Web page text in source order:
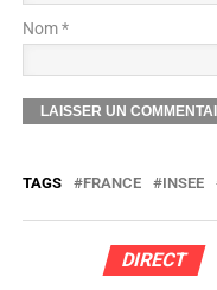
Nom *
TAGS FRANCE INSEE
DIRECT